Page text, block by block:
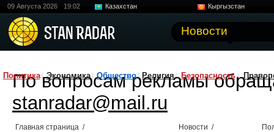
09 Августа 2026 19:02 Казахстан
Кыргызстан
Новости
Политика Экономика Общество Религия Безопасность
По вопросам рекламы
stanradar@mail.ru
Главная страница / Новости /